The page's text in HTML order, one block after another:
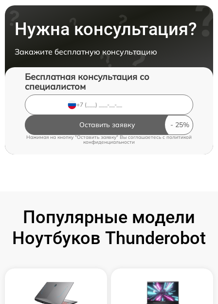
Нужна консультация?
Закажите бесплатную консультацию
Бесплатная консультация со
специалистом
Оставить заявку
Нажимая на кнопку "Оставить заявку" Вы соглашаетесь cполитикой
конфиденциальности
Популярные модели
Ноутбуков Thunderobot